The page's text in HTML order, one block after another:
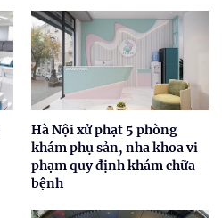
Hà Nội xử phạt 5 phòng
khám phụ sản, nha khoa vi
phạm quy định khám chữa
bệnh